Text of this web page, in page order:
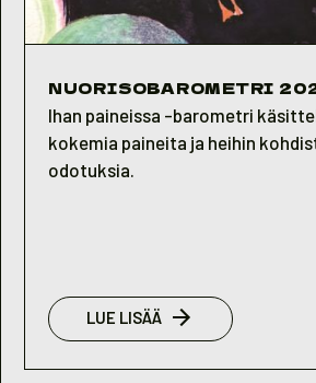
NUORISOBAROMETRI
Ihan paineissa -barometri
kokemia paineita ja heihin
odotuksia.
LUE LISÄÄ:
NUORISOBAROMETRI